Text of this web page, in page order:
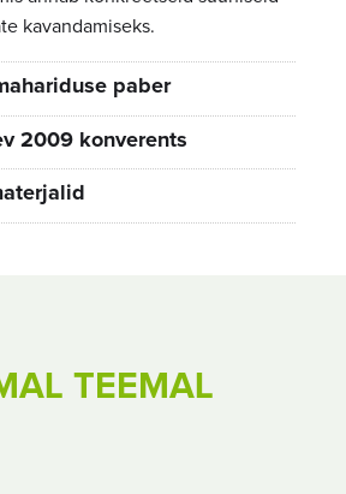
kavandamiseks.
paber
2009 konverents
TEEMAL